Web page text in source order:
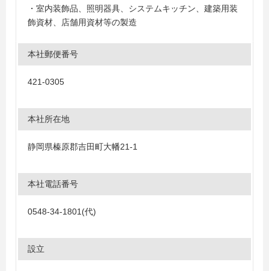
・室内装飾品、照明器具、システムキッチン、建築用装
飾資材、店舗用資材等の製造
本社郵便番号
421-0305
本社所在地
静岡県榛原郡吉田町大幡21-1
本社電話番号
0548-34-1801(代)
設立